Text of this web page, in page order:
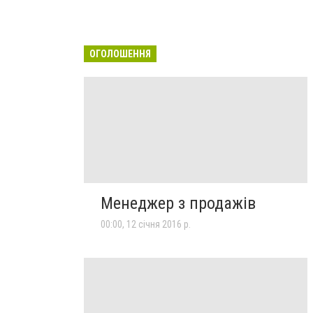
ОГОЛОШЕННЯ
Менеджер з продажів
00:00, 12 січня 2016 р.